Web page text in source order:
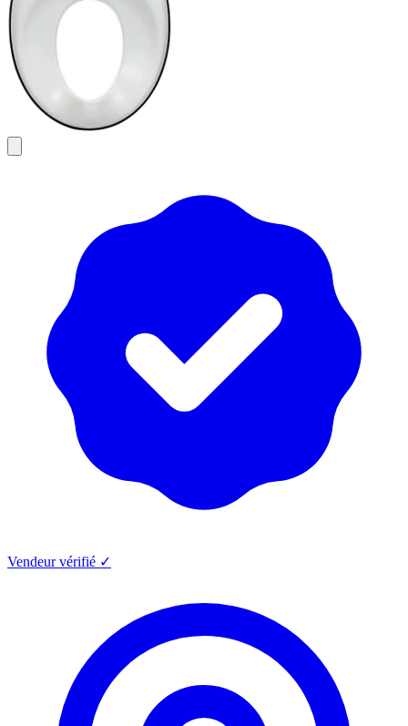
Vendeur vérifié ✓